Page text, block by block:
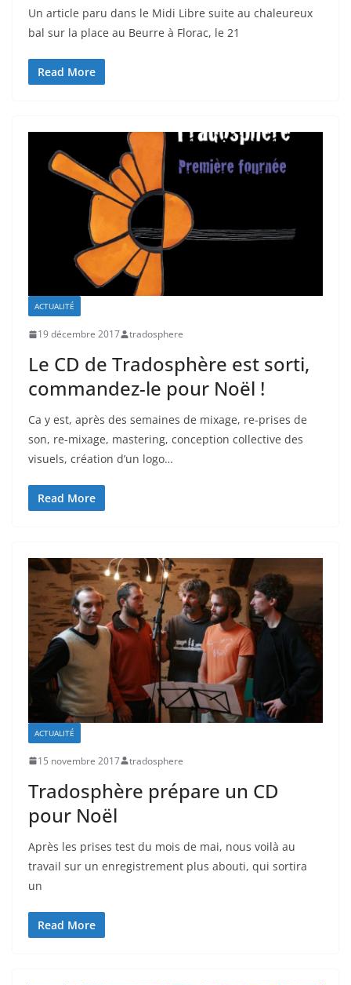
Un article paru dans le Midi Libre suite au chaleureux
bal sur la place au Beurre à Florac, le 21
Read More
ACTUALITÉ
19 décembre 2017 tradosphere
Le CD de Tradosphère est sorti,
commandez-le pour Noël !
Ca y est, après des semaines de mixage, re-prises de
son, re-mixage, mastering, conception collective des
visuels, création d’un logo…
Read More
ACTUALITÉ
15 novembre 2017 tradosphere
Tradosphère prépare un CD
pour Noël
Après les prises test du mois de mai, nous voilà au
travail sur un enregistrement plus abouti, qui sortira
un
Read More